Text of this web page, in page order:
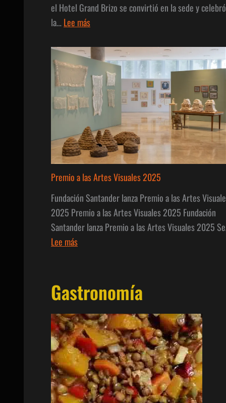
el Hotel Grand Brizo se convirtió en la sede y celebró
la…Lee más:
TEAMO
Premio a las Artes Visuales 2025
Fundación Santander lanza Premio a las Artes
2025 Premio a las Artes Visuales 2025 Fundación
Santander lanza Premio a las Artes Visuales 2025
Lee más:
las
Artes
Visuales
2025
Gastronomía